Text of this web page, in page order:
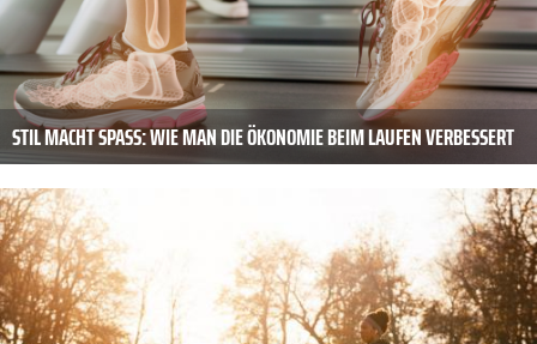
STIL MACHT SPASS: WIE MAN DIE ÖKONOMIE BEIM LAUFEN VERBESSERT